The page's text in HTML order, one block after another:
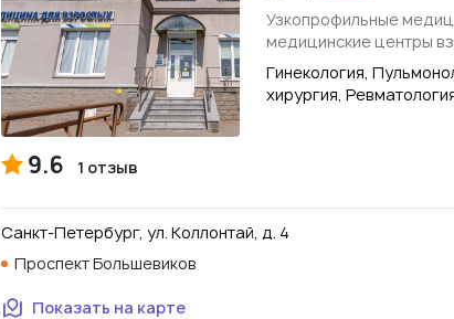
Узкопрофильные
медицинские центры
Гинекология,
хирургия,
9.6 1 отзыв
Санкт-Петербург, ул. Коллонтай, д. 4
Проспект Большевиков
Показать на карте